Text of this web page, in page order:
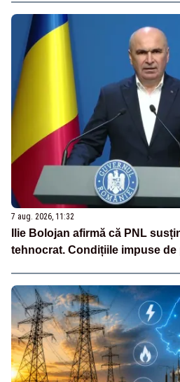
7 aug. 2026, 11:32
Ilie Bolojan afirmă că PNL
tehnocrat. Condițiile impuse de